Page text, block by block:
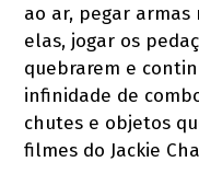
ao ar, pegar
elas, jogar os
quebrarem e
infinidade de
chutes e objetos
filmes do Jackie